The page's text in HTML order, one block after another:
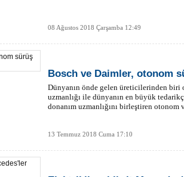
08 Ağustos 2018 Çarşamba 12:49
Bosch ve Daimler, otonom
Dünyanın önde gelen üreticilerinden biri
uzmanlığı ile dünyanın en büyük
donanım uzmanlığını birleştiren otonom
13 Temmuz 2018 Cuma 17:10